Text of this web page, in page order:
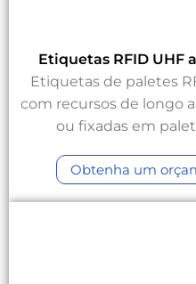
Etiquetas RFID UHF
Etiquetas de paletes
com recursos de longo
ou fixadas em
Obtenha um